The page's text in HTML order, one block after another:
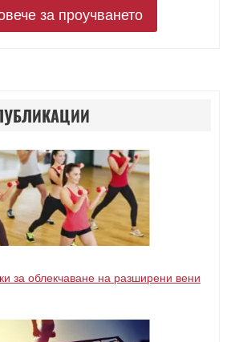
за проучването
за облекчаване на разширени вени